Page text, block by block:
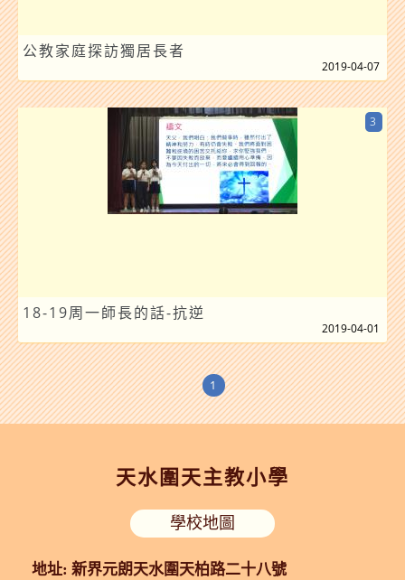
公教家庭探訪獨居長者
2019-04-07
18-19周一師長的話-抗逆
3
2019-04-01
1
天水圍天主教小學
地址: 新界元朗天水圍天柏路二十八號
學校地圖